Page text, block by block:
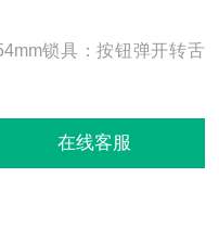
锁具：按钮弹开转舌
在线客服